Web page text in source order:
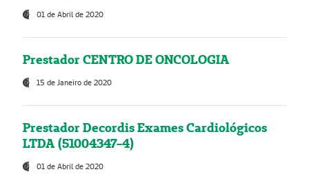
01 de Abril de 2020
Prestador CENTRO DE ONCOLOGIA
15 de Janeiro de 2020
Prestador Decordis Exames Cardiológicos
LTDA (51004347-4)
01 de Abril de 2020